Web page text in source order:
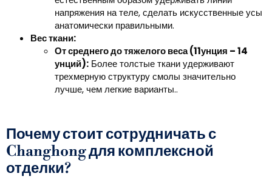
напряжения на теле, сделать искусственные усы
анатомически правильными.
Вес ткани:
От среднего до тяжелого веса (11унция – 14
унций): Более толстые ткани удерживают
трехмерную структуру смолы значительно
лучше, чем легкие варианты..
Почему стоит сотрудничать с
Changhong для комплексной
отделки?